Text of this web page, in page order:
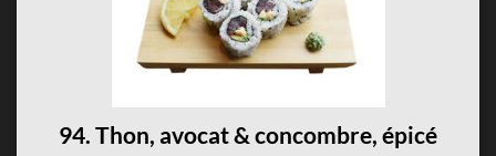
94. Thon, avocat & concombre, épicé